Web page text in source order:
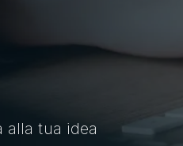
alla tua idea